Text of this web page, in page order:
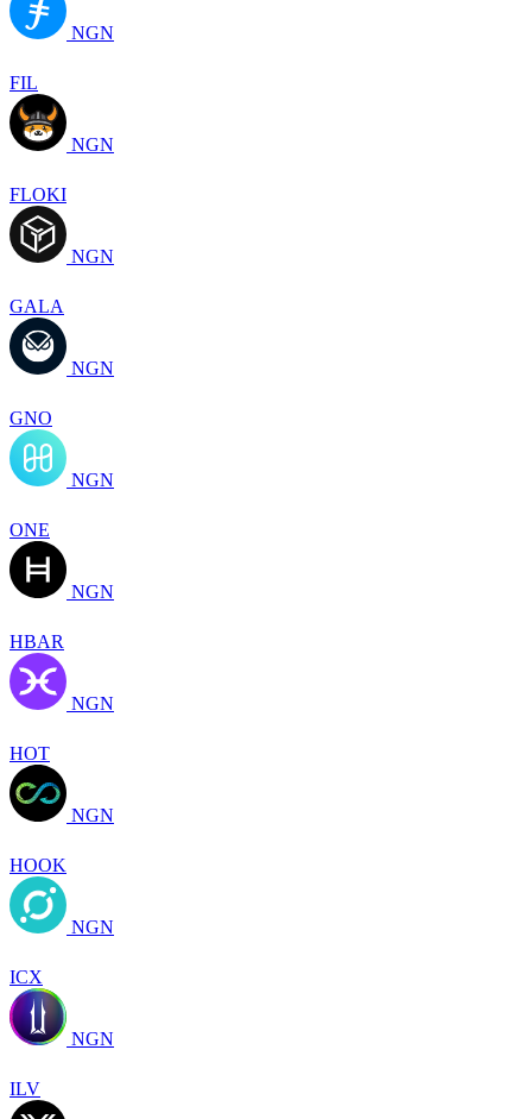
NGN
FIL
NGN
FLOKI
NGN
GALA
NGN
GNO
NGN
ONE
NGN
HBAR
NGN
HOT
NGN
HOOK
NGN
ICX
NGN
ILV